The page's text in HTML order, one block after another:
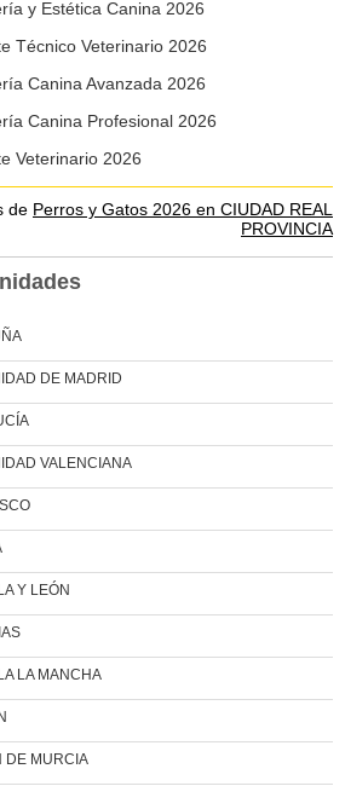
y Estética Canina 2026
Técnico Veterinario 2026
Canina Avanzada 2026
Canina Profesional 2026
Veterinario 2026
de Perros y Gatos 2026 en CIUDAD REAL
PROVINCIA
DE MADRID
VALENCIANA
Y LEÓN
LA MANCHA
DE MURCIA